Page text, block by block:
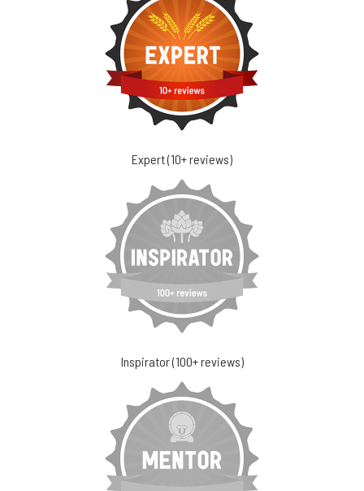
Expert (10+ reviews)
Inspirator (100+ reviews)